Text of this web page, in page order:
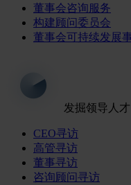
董事会咨询服务
构建顾问委员会
董事会可持续发展
发掘领导人才
CEO寻访
高管寻访
董事寻访
咨询顾问寻访